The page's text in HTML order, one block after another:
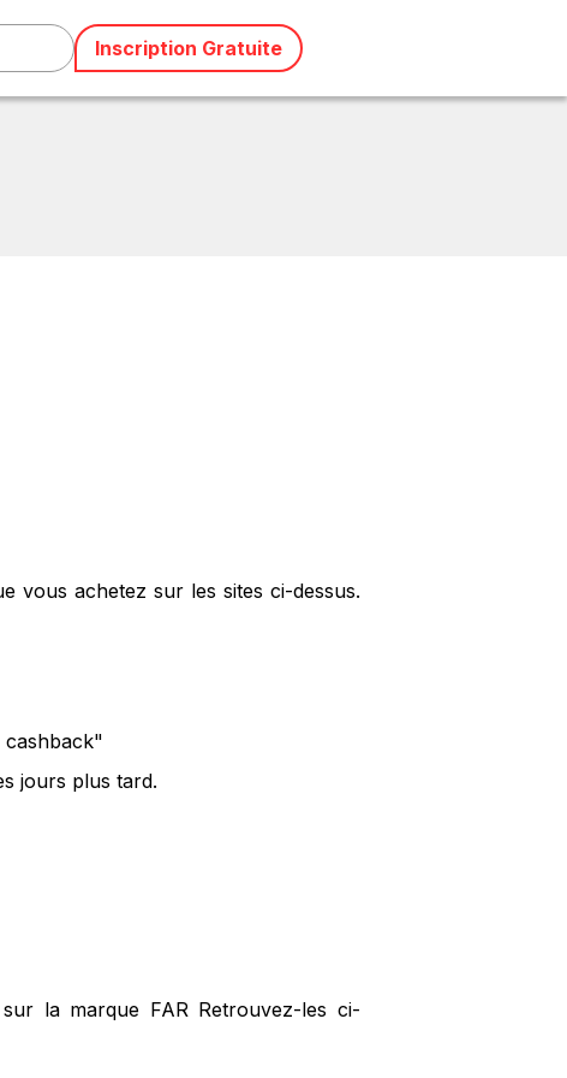
vous achetez sur les sites ci-dessus.
cashback"
jours plus tard.
la marque FAR Retrouvez-les ci-
Inscription Gratuite